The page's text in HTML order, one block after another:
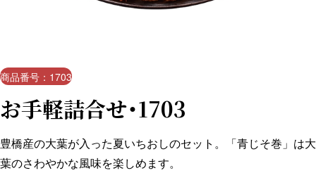
商品番号：1703
お手軽詰合せ・1703
豊橋産の大葉が入った夏いちおしのセット。「青じそ巻」は大
葉のさわやかな風味を楽しめます。